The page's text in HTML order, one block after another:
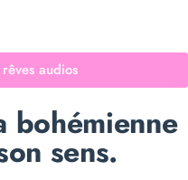
audios
bohémienne
sens.